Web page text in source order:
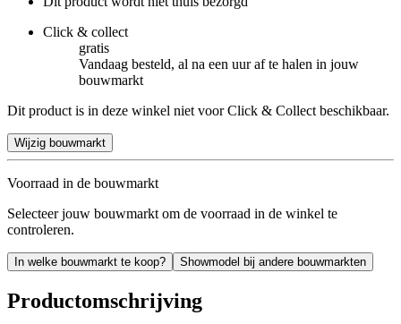
Click & collect
gratis
Vandaag besteld, al na een uur af te halen in jouw
bouwmarkt
Dit product is in deze winkel niet voor Click & Collect beschikbaar.
Wijzig bouwmarkt
Voorraad in de bouwmarkt
Selecteer jouw bouwmarkt om de voorraad in de winkel te
controleren.
In welke bouwmarkt te koop? Showmodel bij andere bouwmarkten
Productomschrijving